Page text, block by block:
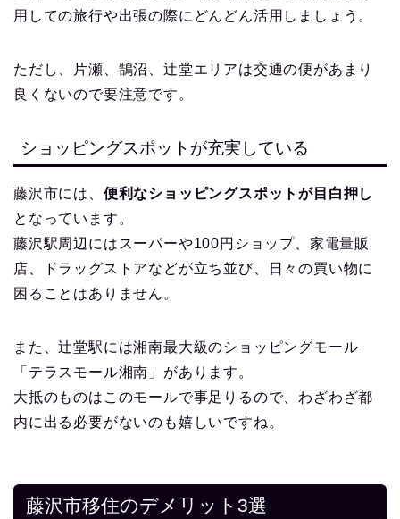
用しての旅行や出張の際にどんどん活用しましょう。
ただし、片瀬、鵠沼、辻堂エリアは交通の便があまり
良くないので要注意です。
ショッピングスポットが充実している
藤沢市には、 便利なショッピングスポットが目白押し
となっています。
藤沢駅周辺にはスーパーや100円ショップ、家電量販
店、ドラッグストアなどが立ち並び、日々の買い物に
困ることはありません。
また、辻堂駅には湘南最大級のショッピングモール
「テラスモール湘南」があります。
大抵のものはこのモールで事足りるので、わざわざ都
内に出る必要がないのも嬉しいですね。
藤沢市移住のデメリット3選